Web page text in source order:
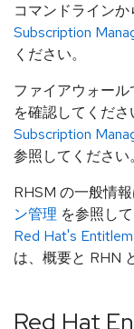
コマンドラインか
Subscription
ください。
ファイアウォー
を確認してくだ
Subscription
参照してください。
RHSM の一般情
ン管理 を参照し
Red Hat's
は、概要と RHN
Red Hat